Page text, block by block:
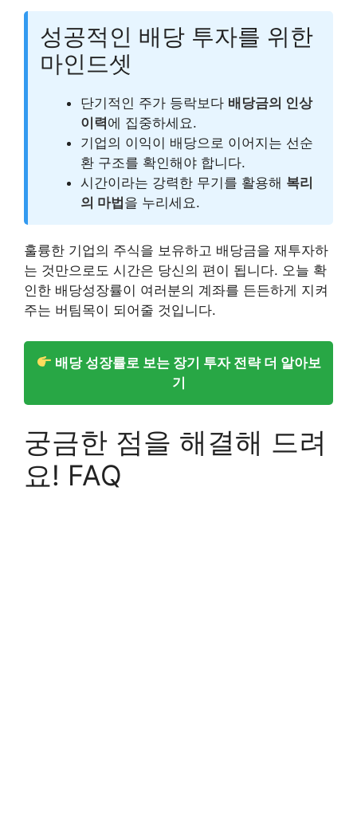
성공적인 배당 투자를 위한
마인드셋
단기적인 주가 등락보다 배당금의 인상
이력에 집중하세요.
기업의 이익이 배당으로 이어지는 선순
환 구조를 확인해야 합니다.
시간이라는 강력한 무기를 활용해 복리
의 마법 을 누리세요.
훌륭한 기업의 주식을 보유하고 배당금을 재투자하
는 것만으로도 시간은 당신의 편이 됩니다. 오늘 확
인한 배당성장률이 여러분의 계좌를 든든하게 지켜
주는 버팀목이 되어줄 것입니다.
배당 성장률로 보는 장기 투자 전략 더 알아보
기
궁금한 점을 해결해 드려
요! FAQ